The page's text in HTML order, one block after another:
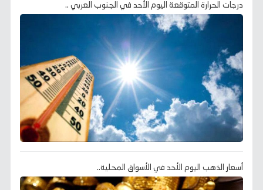
درجات الحرارة المتوقعة اليوم الأحد في الجنوب العربي ..
أسعار الذهب اليوم الأحد في الأسواق المحلية..